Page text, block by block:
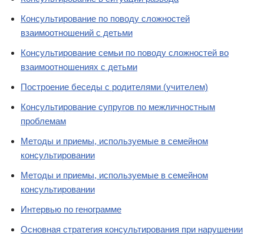
Консультирование по поводу сложностей
взаимоотношений с детьми
Консультирование семьи по поводу сложностей во
взаимоотношениях с детьми
Построение беседы с родителями (учителем)
Консультирование супругов по межличностным
проблемам
Методы и приемы, используемые в семейном
консультировании
Методы и приемы, используемые в семейном
консультировании
Интервью по генограмме
Основная стратегия консультирования при нарушении